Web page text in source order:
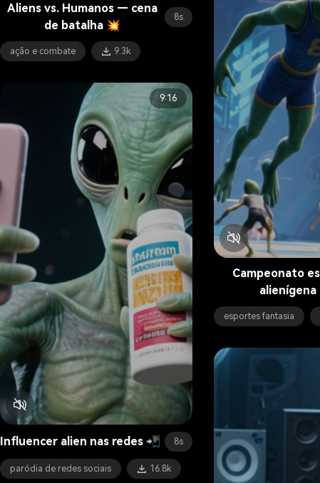
Aliens vs. Humanos — cena
de batalha 💥
8s
ação e combate 9.3k
Campeonato
esportes fantasia
9:16
Influencer alien nas redes 📲 8s
paródia de redes sociais 16.8k